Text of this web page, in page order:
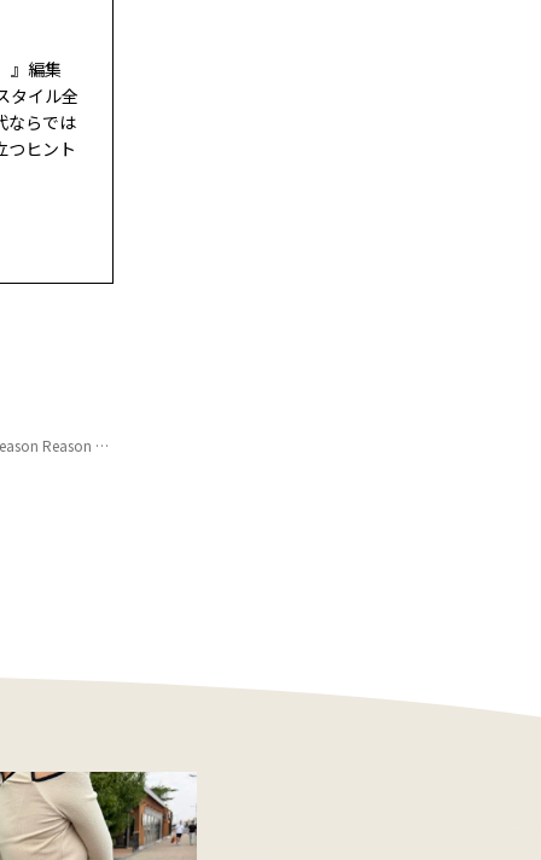
』編集
タイル全
ならでは
つヒント
by Lin.&Red】